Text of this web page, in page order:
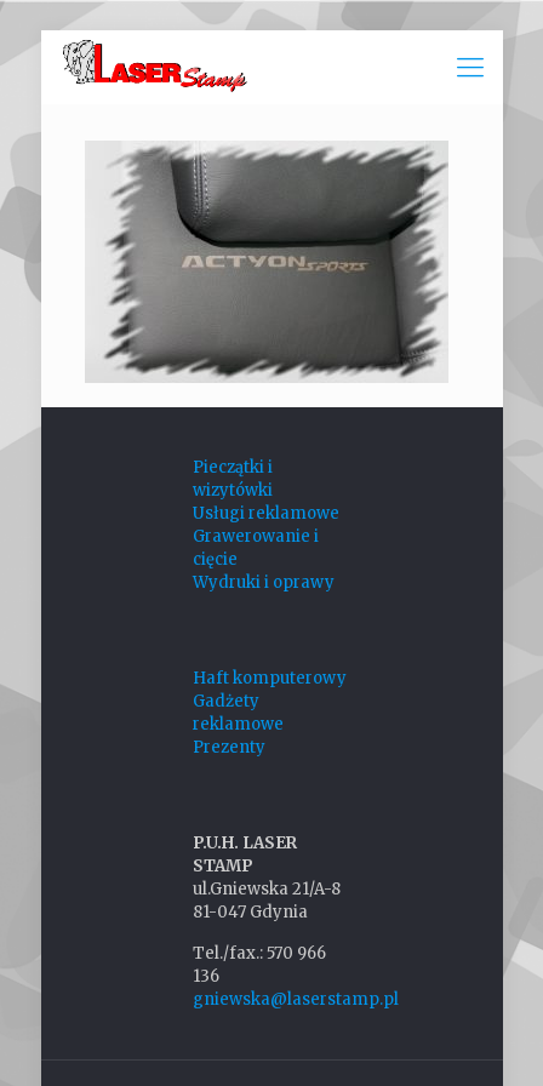
Pieczątki i
wizytówki
Usługi reklamowe
Grawerowanie i
cięcie
Wydruki i oprawy
Haft komputerowy
Gadżety
reklamowe
Prezenty
P.U.H. LASER
STAMP
ul.Gniewska 21/A-8
81-047 Gdynia
Tel./fax.: 570 966
136
gniewska@laserstamp.pl